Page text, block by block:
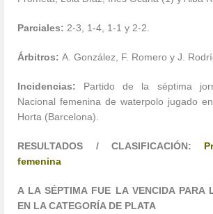
Parciales: 2-3, 1-4, 1-1 y 2-2.
Árbitros: A. González, F. Romero y J.
Incidencias: Partido de la séptima
Nacional femenina de waterpolo jugado
Horta (Barcelona).
RESULTADOS / CLASIFICACIÓN:
femenina
A LA SÉPTIMA FUE LA VENCIDA PARA
EN LA CATEGORÍA DE PLATA